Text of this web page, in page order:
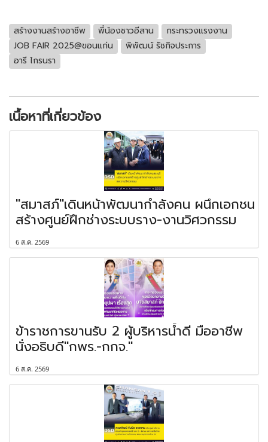
สร้างงานสร้างอาชีพ พี่น้องชาวอีสาน
กระทรวงแรงงาน
JOB FAIR 2025@ขอนแก่น
พิพัฒน์ รัชกิจประการ
อารี ไกรนรา
เนื้อหาที่เกี่ยวข้อง
"สมาสภ์"เดินหน้าพัฒนากำลังคน ผนึกเอกชน
สร้างศูนย์ฝึกช่างระบบราง-งานวิศวกรรม
6 ส.ค. 2569
ข้าราชการขานรับ 2 ผู้บริหารน้ำดี มืออาชีพ
นั่งอธิบดี"กพร.-กกจ."
6 ส.ค. 2569